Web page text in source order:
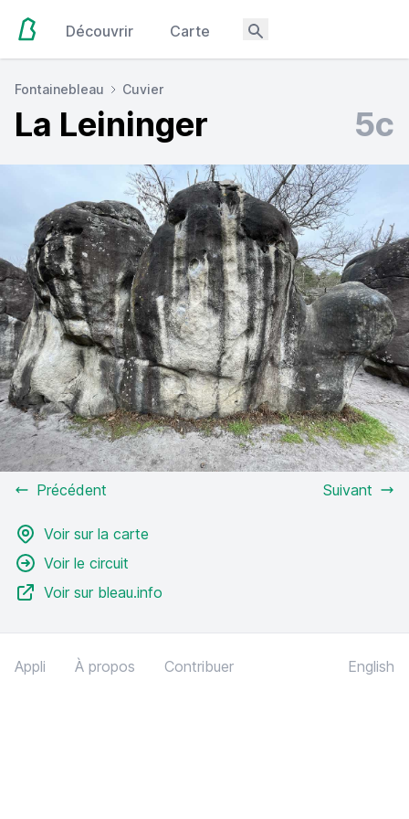
Découvrir Carte
Fontainebleau Cuvier
La Leininger 5c
Précédent Suivant
Voir sur la carte
Voir le circuit
Voir sur bleau.info
Appli À propos Contribuer English